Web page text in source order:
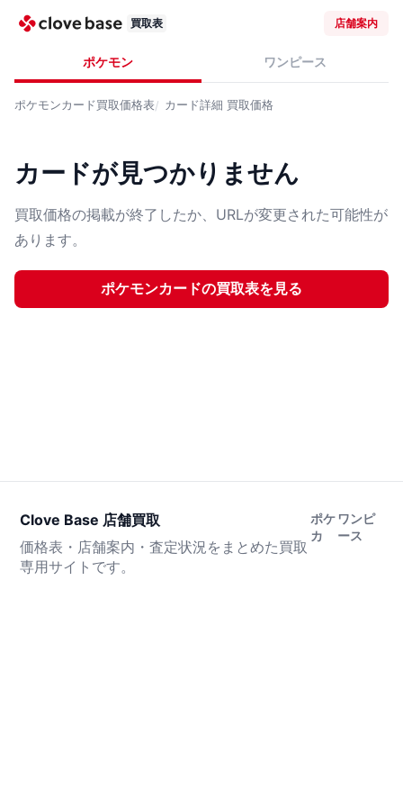
買取表 店舗案内
ポケモン ワンピース
ポケモンカード買取価格表 カード詳細 買取価格
カードが見つかりません
買取価格の掲載が終了したか、URLが変更された可能性が
あります。
ポケモンカードの買取表を見る
Clove Base 店舗買取
価格表・店舗案内・査定状況をまとめた買取
専用サイトです。
ポケ
カ
ワンピ
ース